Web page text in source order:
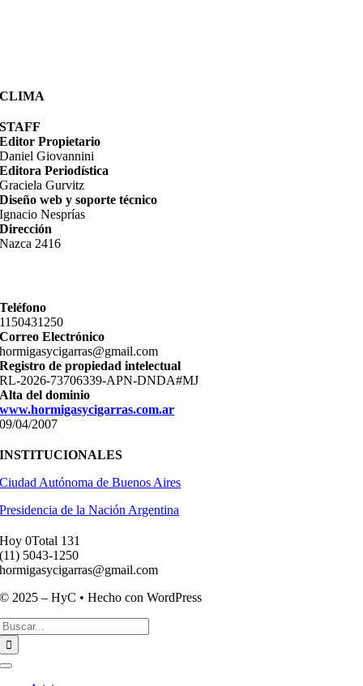
CLIMA
STAFF
Editor Propietario
Daniel Giovannini
Editora Periodística
Graciela Gurvitz
Diseño web y soporte técnico
Ignacio Nesprías
Dirección
Nazca 2416
Teléfono
11­50431250
Correo Electrónico
hormigasycigarras@gmail.com
Registro de propiedad intelectual
RL-2026-73706339-APN-DNDA#MJ
Alta del dominio
www.hormigasycigarras.com.ar
09/04/2007
INSTITUCIONALES
Ciudad Autónoma de Buenos Aires
Presidencia de la Nación Argentina
Hoy 0Total 131
(11) ­5043-1250
hormigasycigarras@gmail.com
© 2025 – HyC • Hecho con WordPress
Toggle
Navigation